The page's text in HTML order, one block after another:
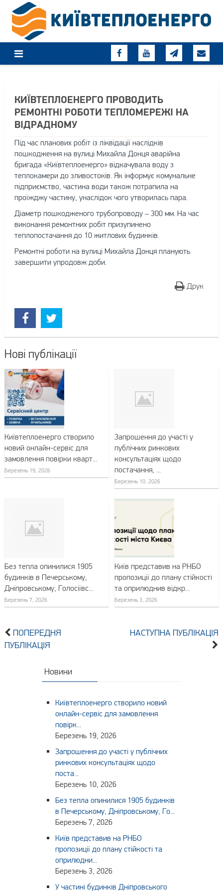
content
КИЇВТЕПЛОЕНЕРГО ПРОВОДИТЬ
РЕМОНТНІ РОБОТИ ТЕПЛОМЕРЕЖІ НА
ВІДРАДНОМУ
Під час планових робіт із ліквідації наслідків
пошкодження на вулиці Михайла Донця аварійна
бригада «Київтеплоенерго» відкачувала воду з
теплокамери до зливостоків. Як інформує комунальне
підприємство, частина води також потрапила на
проїжджу частину, унаслідок чого утворилась пара.
Діаметр пошкодженого трубопроводу – 300 мм. На час
виконання ремонтних робіт призупинено
теплопостачання до 10 житлових будинків.
Ремонтні роботи на вулиці Михайла Донця планують
завершити упродовж доби.
Друк
Нові публікації
Київтеплоенерго створило
новий онлайн-сервіс для
замовлення повірки кварт...
Березень 19, 2026
Запрошення до участі у
публічних ринкових
консультаціях щодо
постачання, ...
Березень 10, 2026
Без тепла опинилися 1905
будинків в Печерському,
Дніпровському, Голосіївс...
Березень 7, 2026
Київ представив на РНБО
пропозиції до плану стійкості
та оприлюднив відкр...
Березень 3, 2026
ПОПЕРЕДНЯ
ПУБЛІКАЦІЯ
НАСТУПНА ПУБЛІКАЦІЯ
Новини
Київтеплоенерго створило новий
онлайн-сервіс для замовлення
повірк...
Березень 19, 2026
Запрошення до участі у публічних
ринкових консультаціях щодо
поста...
Березень 10, 2026
Без тепла опинилися 1905 будинків
в Печерському, Дніпровському, Го...
Березень 7, 2026
Київ представив на РНБО
пропозиції до плану стійкості та
оприлюдни...
Березень 3, 2026
У частині будинків Дніпровського